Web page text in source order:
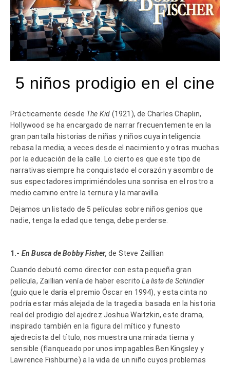
5 niños prodigio en el cine
Prácticamente desde The Kid (1921), de Charles Chaplin,
Hollywood se ha encargado de narrar frecuentemente en la
gran pantalla historias de niñas y niños cuya inteligencia
rebasa la media; a veces desde el nacimiento y otras muchas
por la educación de la calle. Lo cierto es que este tipo de
narrativas siempre ha conquistado el corazón y asombro de
sus espectadores imprimiéndoles una sonrisa en el rostro a
medio camino entre la ternura y la maravilla.
Dejamos un listado de 5 películas sobre niños genios que
nadie, tenga la edad que tenga, debe perderse.
1.- En Busca de Bobby Fisher, de Steve Zaillian
Cuando debutó como director con esta pequeña gran
película, Zaillian venía de haber escritoLa lista de Schindler
(guio que le daría el premio Óscar en 1994), y esta cinta no
podría estar más alejada de la tragedia: basada en la historia
real del prodigio del ajedrez Joshua Waitzkin, este drama,
inspirado también en la figura del mítico y funesto
ajedrecista del título, nos muestra una mirada tierna y
sensible (flanqueado por unos impagables Ben Kingsley y
Lawrence Fishburne) a la vida de un niño cuyos problemas